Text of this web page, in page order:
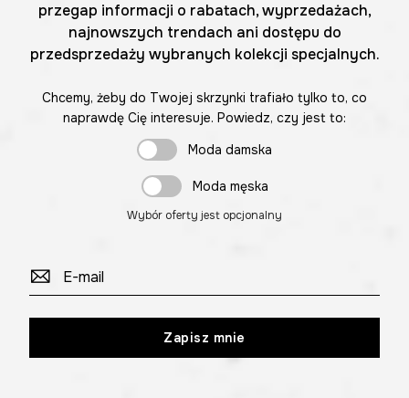
przegap informacji o rabatach, wyprzedażach,
najnowszych trendach ani dostępu do
przedsprzedaży wybranych kolekcji specjalnych.
Chcemy, żeby do Twojej skrzynki trafiało tylko to, co
naprawdę Cię interesuje. Powiedz, czy jest to:
Moda damska
Moda męska
Wybór oferty jest opcjonalny
Zapisz mnie